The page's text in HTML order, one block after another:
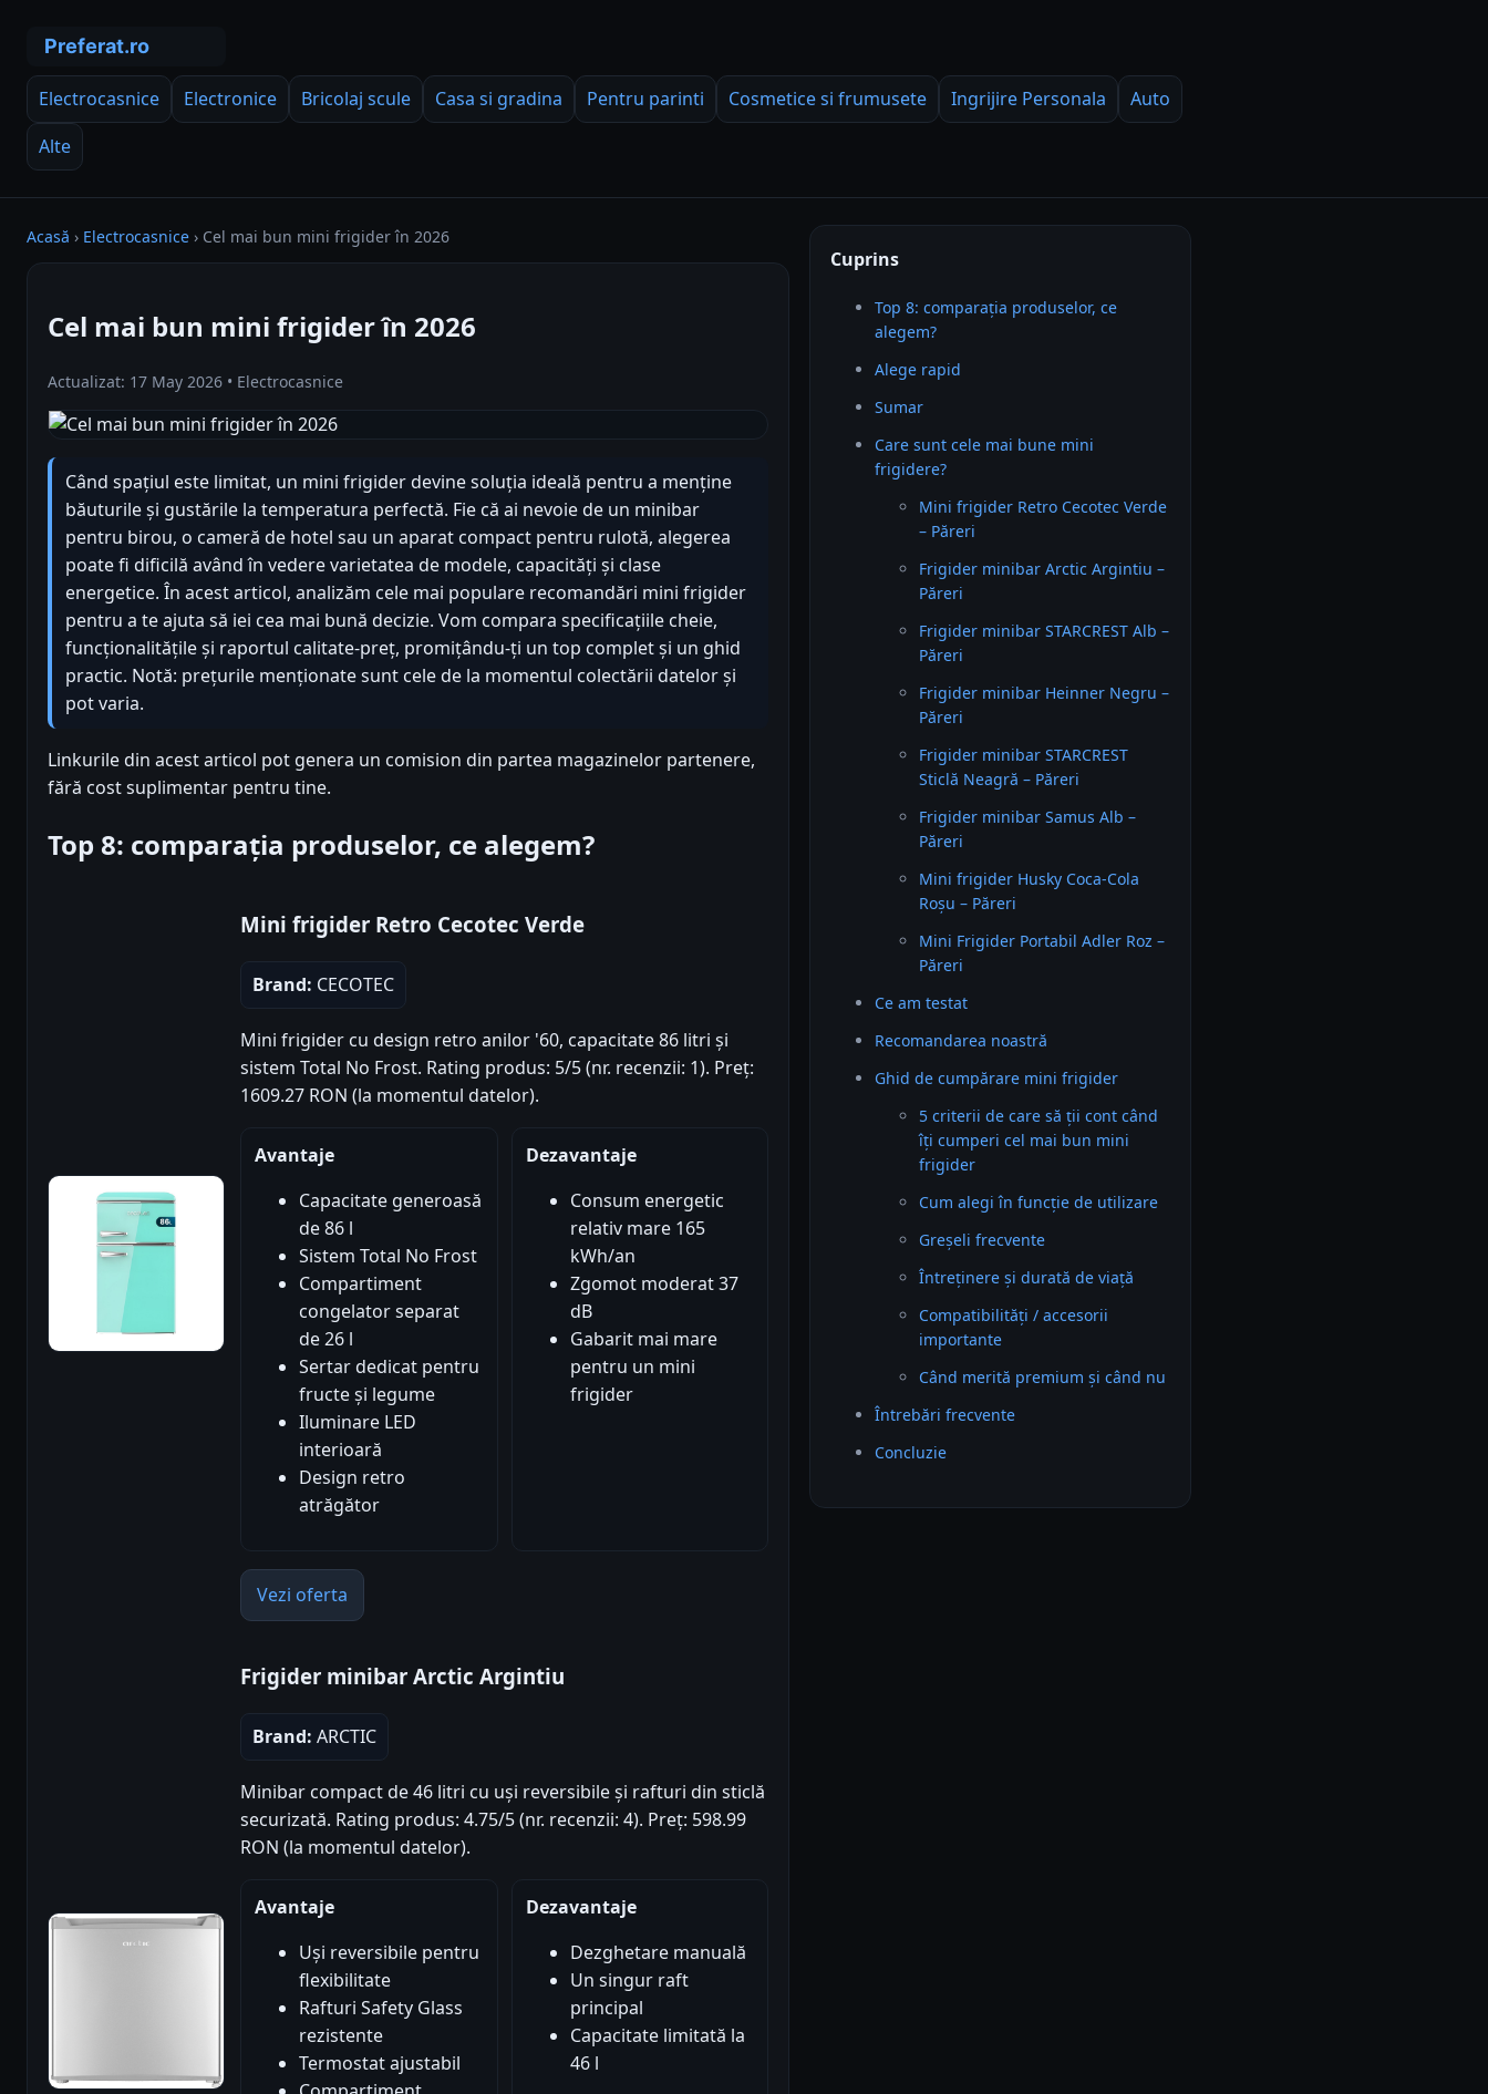
Electrocasnice Electronice Bricolaj scule Casa si gradina Pentru parinti Cosmetice si frumusete Ingrijire Personala
Auto
Alte
Acasă › Electrocasnice › Cel mai bun mini frigider în 2026
Cel mai bun mini frigider în 2026
Actualizat: 17 May 2026 • Electrocasnice
Când spațiul este limitat, un mini frigider devine soluția ideală pentru a menține
băuturile și gustările la temperatura perfectă. Fie că ai nevoie de un minibar
pentru birou, o cameră de hotel sau un aparat compact pentru rulotă, alegerea
poate fi dificilă având în vedere varietatea de modele, capacități și clase
energetice. În acest articol, analizăm cele mai populare recomandări mini frigider
pentru a te ajuta să iei cea mai bună decizie. Vom compara specificațiile cheie,
funcționalitățile și raportul calitate-preț, promițându-ți un top complet și un ghid
practic. Notă: prețurile menționate sunt cele de la momentul colectării datelor și
pot varia.
Linkurile din acest articol pot genera un comision din partea magazinelor partenere,
fără cost suplimentar pentru tine.
Top 8: comparația produselor, ce alegem?
Mini frigider Retro Cecotec Verde
Brand: CECOTEC
Mini frigider cu design retro anilor '60, capacitate 86 litri și
sistem Total No Frost. Rating produs: 5/5 (nr. recenzii: 1). Preț:
1609.27 RON (la momentul datelor).
Avantaje
Capacitate generoasă
de 86 l
Sistem Total No Frost
Compartiment
congelator separat
de 26 l
Sertar dedicat pentru
fructe și legume
Iluminare LED
interioară
Design retro
atrăgător
Dezavantaje
Consum energetic
relativ mare 165
kWh/an
Zgomot moderat 37
dB
Gabarit mai mare
pentru un mini
frigider
Vezi oferta
Frigider minibar Arctic Argintiu
Brand: ARCTIC
Minibar compact de 46 litri cu uși reversibile și rafturi din sticlă
securizată. Rating produs: 4.75/5 (nr. recenzii: 4). Preț: 598.99
RON (la momentul datelor).
Avantaje
Uși reversibile pentru
flexibilitate
Rafturi Safety Glass
rezistente
Termostat ajustabil
Dezavantaje
Dezghetare manuală
Un singur raft
principal
Capacitate limitată la
46 l
Cuprins
Top 8: comparația produselor, ce
alegem?
Alege rapid
Sumar
Care sunt cele mai bune mini
frigidere?
Mini frigider Retro Cecotec Verde
– Păreri
Frigider minibar Arctic Argintiu –
Păreri
Frigider minibar STARCREST Alb –
Păreri
Frigider minibar Heinner Negru –
Păreri
Frigider minibar STARCREST
Sticlă Neagră – Păreri
Frigider minibar Samus Alb –
Păreri
Mini frigider Husky Coca-Cola
Roșu – Păreri
Mini Frigider Portabil Adler Roz –
Păreri
Ce am testat
Recomandarea noastră
Ghid de cumpărare mini frigider
5 criterii de care să ții cont când
îți cumperi cel mai bun mini
frigider
Cum alegi în funcție de utilizare
Greșeli frecvente
Întreținere și durată de viață
Compatibilități / accesorii
importante
Când merită premium și când nu
Întrebări frecvente
Concluzie